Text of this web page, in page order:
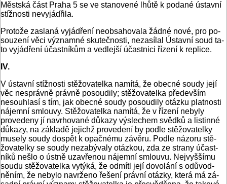
Městská část Praha 5 se ve stanovené lhůtě k podané ústav­ní
stížnosti nevyjádřila.
Protože zaslaná vyjádření neobsahovala žádné nové, pro po­
souzení věci významné skutečnosti, nezasílal Ústavní soud ta­
to vyjádření účastníkům a vedlejší účastnici řízení k replice.
IV.
V ústavní stížnosti stěžovatelka namítá, že obecné soudy její
věc nesprávně právně posoudily; stěžovatelka především
nesouhlasí s tím, jak obecné soudy posoudily otázku platnos­ti
nájemní smlouvy. Stěžovatelka namítá, že v řízení nebyly
provedeny jí navrhované důkazy výslechem svědků a listinné
důkazy, na základě jejichž provedení by podle stěžovatelky
musely soudy dospět k opačnému závěru. Podle názoru stě-
žovatelky se soudy nezabývaly otázkou, zda ze strany účast­
níků nešlo o ústně uzavřenou nájemní smlouvu. Nejvyššímu
soudu stěžovatelka vytýká, že odmítl její dovolání s odůvod­
něním, že nebylo navrženo řešení právní otázky, která má zá­